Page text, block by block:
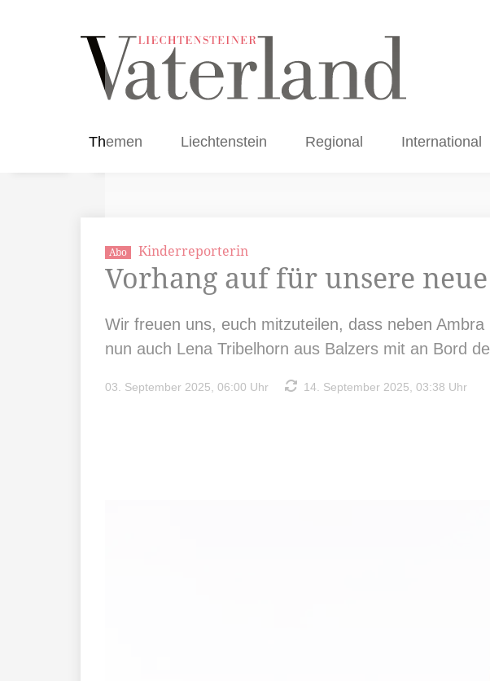
Themen Liechtenstein Regional International
Abo Kinderreporterin
Vorhang auf für unsere
Wir freuen uns, euch mitzuteilen, dass neben
nun auch Lena Tribelhorn aus Balzers mit an Bord
03. September 2025, 06:00 Uhr 14. September 2025, 03:38 Uhr